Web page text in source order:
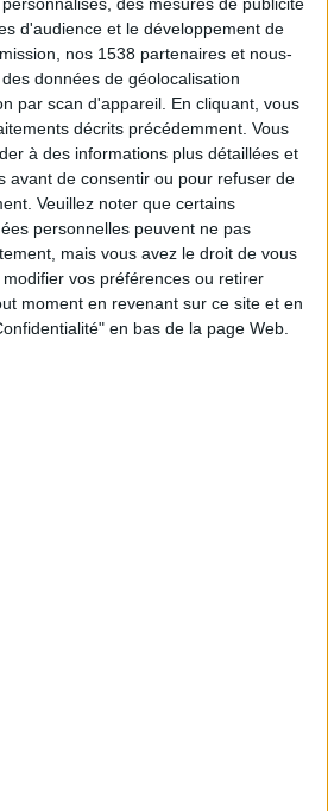
d'audience et le développement de
nos 1538 partenaires et nous-
données de géolocalisation
par scan d'appareil. En cliquant, vous
décrits précédemment. Vous
à des informations plus détaillées et
avant de consentir ou pour refuser de
Veuillez noter que certains
personnelles peuvent ne pas
mais vous avez le droit de vous
vos préférences ou retirer
moment en revenant sur ce site et en
en bas de la page Web.
Feu : 30 min Cardio + Renfo
8H avec Léa du
03/09/2025